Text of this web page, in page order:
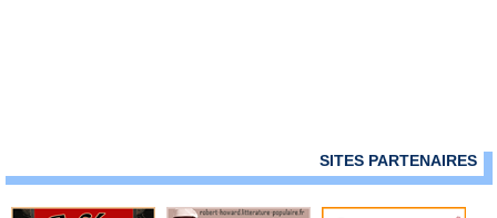
SITES PARTENAIRES